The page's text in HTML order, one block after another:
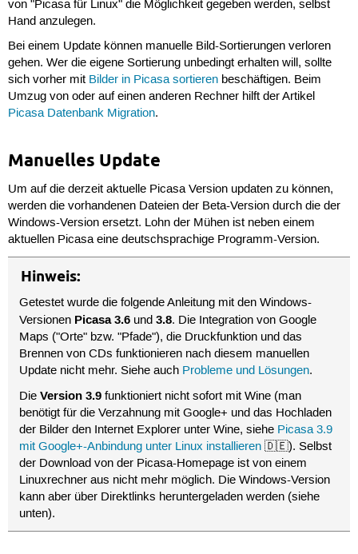
von "Picasa für Linux" die Möglichkeit gegeben werden, selbst
Hand anzulegen.
Bei einem Update können manuelle Bild-Sortierungen verloren
gehen. Wer die eigene Sortierung unbedingt erhalten will, sollte
sich vorher mit Bilder in Picasa sortierenbeschäftigen. Beim
Umzug von oder auf einen anderen Rechner hilft der Artikel
Picasa Datenbank Migration.
Manuelles Update
Um auf die derzeit aktuelle Picasa Version updaten zu können,
werden die vorhandenen Dateien der Beta-Version durch die der
Windows-Version ersetzt. Lohn der Mühen ist neben einem
aktuellen Picasa eine deutschsprachige Programm-Version.
Hinweis:
Getestet wurde die folgende Anleitung mit den Windows-
Versionen Picasa 3.6 und3.8. Die Integration von Google
Maps ("Orte" bzw. "Pfade"), die Druckfunktion und das
Brennen von CDs funktionieren nach diesem manuellen
Update nicht mehr. Siehe auch Probleme und Lösungen.
DieVersion 3.9 funktioniert nicht sofort mit Wine (man
benötigt für die Verzahnung mit Google+ und das Hochladen
der Bilder den Internet Explorer unter Wine, siehe Picasa 3.9
mit Google+-Anbindung unter Linux installieren 🇩🇪). Selbst
der Download von der Picasa-Homepage ist von einem
Linuxrechner aus nicht mehr möglich. Die Windows-Version
kann aber über Direktlinks heruntergeladen werden (siehe
unten).